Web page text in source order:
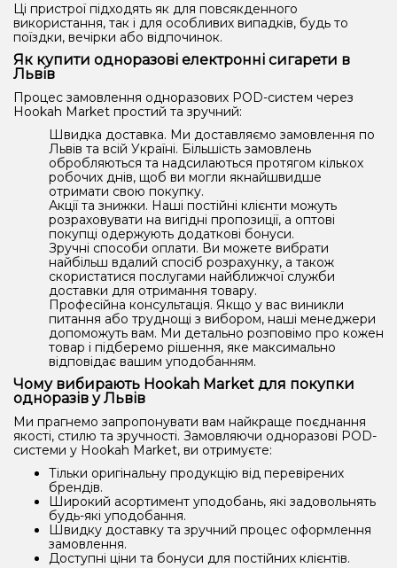
Ці пристрої підходять як для повсякденного
використання, так і для особливих випадків, будь то
поїздки, вечірки або відпочинок.
Як купити одноразові електронні сигарети в
Львів
Процес замовлення одноразових POD-систем через
Hookah Market простий та зручний:
Швидка доставка. Ми доставляємо замовлення по
Львів та всій Україні. Більшість замовлень
обробляються та надсилаються протягом кількох
робочих днів, щоб ви могли якнайшвидше
отримати свою покупку.
Акції та знижки. Наші постійні клієнти можуть
розраховувати на вигідні пропозиції, а оптові
покупці одержують додаткові бонуси.
Зручні способи оплати. Ви можете вибрати
найбільш вдалий спосіб розрахунку, а також
скористатися послугами найближчої служби
доставки для отримання товару.
Професійна консультація. Якщо у вас виникли
питання або труднощі з вибором, наші менеджери
допоможуть вам. Ми детально розповімо про кожен
товар і підберемо рішення, яке максимально
відповідає вашим уподобанням.
Чому вибирають Hookah Market для покупки
одноразів у Львів
Ми прагнемо запропонувати вам найкраще поєднання
якості, стилю та зручності. Замовляючи одноразові POD-
системи у Hookah Market, ви отримуєте:
Тільки оригінальну продукцію від перевірених
брендів.
Широкий асортимент уподобань, які задовольнять
будь-які уподобання.
Швидку доставку та зручний процес оформлення
замовлення.
Доступні ціни та бонуси для постійних клієнтів.